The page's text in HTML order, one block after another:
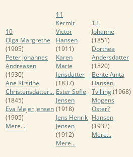
10
Olga Margrethe
(1905)
Peter Johannes
Andreasen
(1930)
Ane Kirstine
Christensdatter...
(1845)
Eva Mejer Jensen
(1905)
Mere...
11
Kermit
Victor
Hansen
(1911)
Karen
Marie
Jensdatter
(1837)
Ester Sofie
Jensen
(1918)
Jens Henrik
Jensen
(1912)
Mere...
12
Johanne
(1851)
Dorthea
Andersdatter
(1820)
Bente Anita
Hansen,
Tvilling(1968)
Mogens
Oster?
Hansen
(1932)
Mere...